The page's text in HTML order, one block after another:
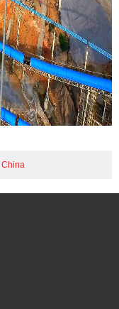
China